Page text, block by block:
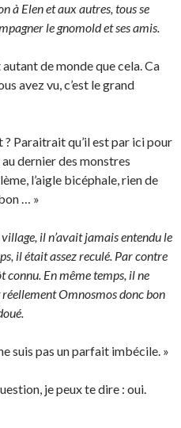
à Elen et aux autres, tous se
le gnomold et ses amis.
autant de monde que cela. Ca
avez vu, c’est le grand
? Paraitrait qu’il est par ici pour
dernier des monstres
l’aigle bicéphale, rien de
… »
il n’avait jamais entendu le
il était assez reculé. Par contre
connu. En même temps, il ne
Omnosmos donc bon
suis pas un parfait imbécile. »
je peux te dire : oui.